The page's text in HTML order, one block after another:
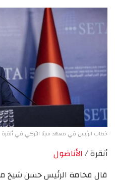
خطاب الرئيس في معهد سيتا التركي في أنقرة
أنقرة / الأناضول
قال فخامة الرئيس حسن شيخ